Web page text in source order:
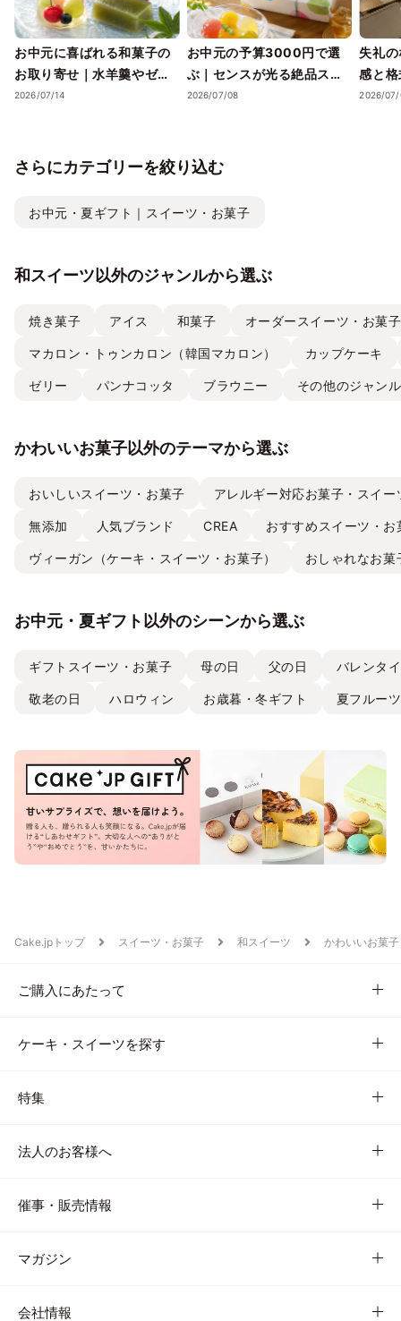
お中元に喜ばれる和菓子の
お取り寄せ｜水羊羹やゼリ
ーで涼を届ける夏ギフト
2026/07/14
お中元の予算3000円で選
ぶ｜センスが光る絶品スイ
ーツギフトと失敗しない選
2026/07/08
失礼
感と
ツギフ
2026/
さらにカテゴリーを絞り込む
お中元・夏ギフト｜スイーツ・お菓子
和スイーツ以外のジャンルから選ぶ
焼き菓子 アイス 和菓子 オーダースイーツ・お菓子
マカロン・トゥンカロン（韓国マカロン） カップケーキ
ゼリー パンナコッタ ブラウニー その他のジャンル
かわいいお菓子以外のテーマから選ぶ
おいしいスイーツ・お菓子 アレルギー対応お菓子・スイー
無添加 人気ブランド CREA おすすめスイーツ・お
ヴィーガン（ケーキ・スイーツ・お菓子） おしゃれなお菓
お中元・夏ギフト以外のシーンから選ぶ
ギフトスイーツ・お菓子 母の日 父の日 バレンタ
敬老の日 ハロウィン お歳暮・冬ギフト 夏フルー
Cake.jpトップ スイーツ・お菓子 和スイーツ かわいいお菓子
ご購入にあたって
ケーキ・スイーツを探す
特集
法人のお客様へ
催事・販売情報
マガジン
会社情報